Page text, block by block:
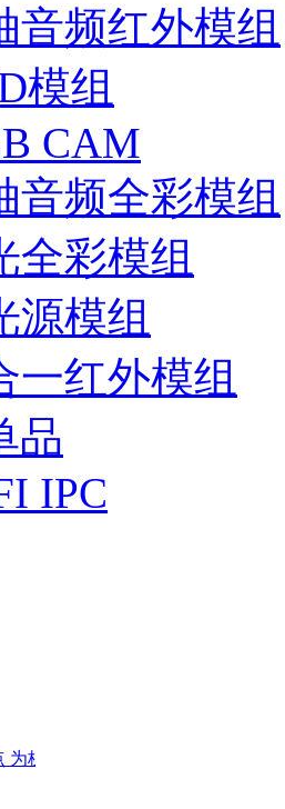
音频红外模组
模组
CAM
音频全彩模组
全彩模组
源模组
一红外模组
品
IPC
杭州